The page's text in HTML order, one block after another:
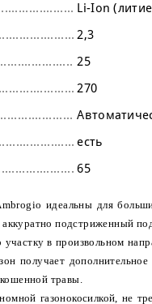
Li-Ion
2,3
25
270
есть
65
идеальны для
подстриженный
в произвольном
получает
травы.
газонокосилкой, не